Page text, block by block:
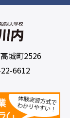
城町2526
6612